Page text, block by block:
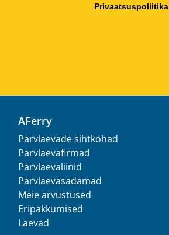
Privaatsuspoliitika
AFerry
Parvlaevade sihtkohad
Parvlaevafirmad
Parvlaevaliinid
Parvlaevasadamad
Meie arvustused
Eripakkumised
Laevad